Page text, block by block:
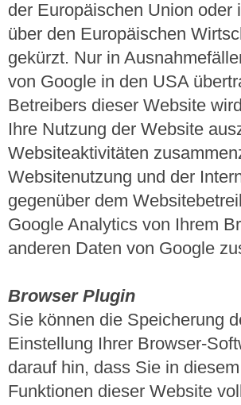
der Europäischen Union oder
über den Europäischen
gekürzt. Nur in
von Google in den USA
Betreibers dieser Website
Ihre Nutzung der Website
Websiteaktivitäten
Websitenutzung und der
gegenüber dem
Google Analytics von Ihrem
anderen Daten von Google
Browser Plugin
Sie können die Speicherung
Einstellung Ihrer Browser-
darauf hin, dass Sie in
Funktionen dieser Website